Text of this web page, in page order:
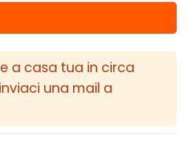
a casa tua in circa
una mail a